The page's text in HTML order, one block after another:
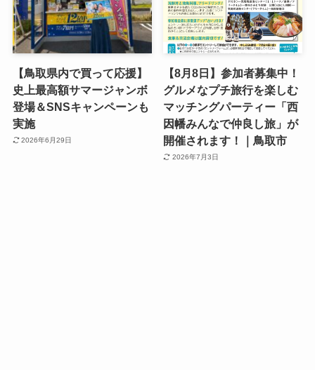
【鳥取県内で買って応援】
史上最高額サマージャンボ
登場＆SNSキャンペーンも
実施
2026年6月29日
【8月8日】参加者募集中！
グルメなプチ旅行を楽しむ
マッチングパーティー「西
因幡みんなで仲良し旅」が
開催されます！｜鳥取市
2026年7月3日